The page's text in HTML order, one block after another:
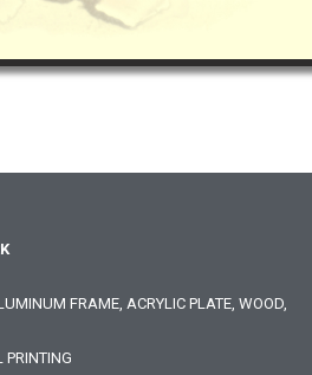
FRAME, ACRYLIC PLATE, WOOD,
PRINTING